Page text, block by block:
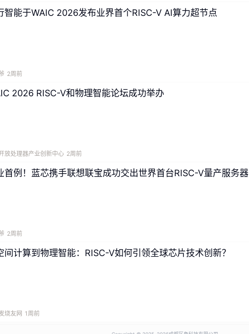
智能于WAIC 2026发布业界首个RISC-V AI算力超节点
2周前
2026 RISC-V和物理智能论坛成功举办
放处理器产业创新中心 2周前
首例！蓝芯携手联想联宝成功交出世界首台RISC-V量产服务器
2周前
间计算到物理智能：RISC-V如何引领全球芯片技术创新？
烧友网 1周前